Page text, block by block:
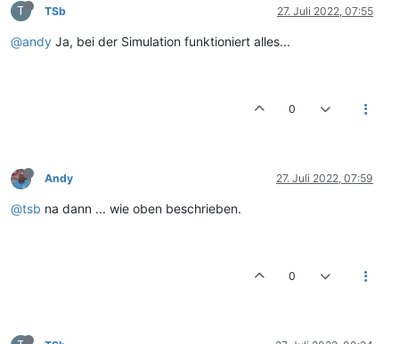
T TSb 27. Juli 2022, 07:55
@andy Ja, bei der Simulation funktioniert alles...
0
Andy 27. Juli 2022, 07:59
@tsb na dann ... wie oben beschrieben.
0